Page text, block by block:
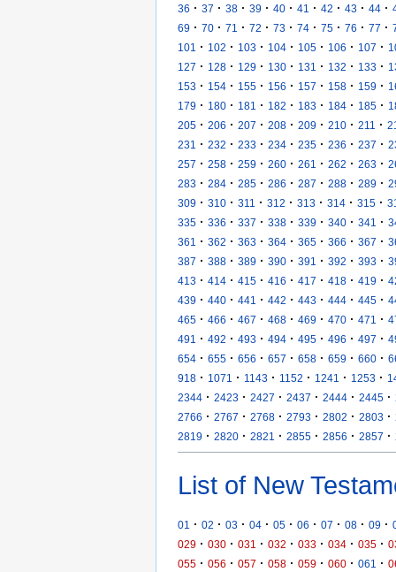
36 · 37 · 38 · 39 · 40 · 41 · 42 · 43 · 44 ·
69 · 70 · 71 · 72 · 73 · 74 · 75 · 76 · 77 ·
101
· 102 · 103 · 104 · 105 · 106 · 107 ·
127 · 128 · 129 · 130 · 131 · 132 · 133 ·
153 · 154 · 155 · 156 · 157 · 158 · 159 ·
179 · 180 · 181 · 182 · 183 · 184 · 185 ·
205 · 206 · 207 · 208 · 209 · 210 · 211 ·
231
· 232 · 233 · 234 · 235 · 236 · 237 ·
257 · 258 · 259 · 260 · 261 · 262 · 263 ·
283 · 284 · 285 · 286 · 287 · 288 · 289 ·
309 · 310 · 311 · 312 · 313 · 314 · 315 ·
335 · 336 · 337 · 338 · 339 · 340 · 341 ·
361
· 362 · 363 · 364 · 365 · 366 · 367 ·
387 · 388 · 389 · 390 · 391 · 392 · 393 ·
413 · 414 · 415 · 416 · 417 · 418 · 419 ·
439 · 440 · 441 · 442 · 443 · 444 · 445 ·
465 · 466 · 467 · 468 · 469 · 470 · 471 ·
491
· 492 · 493 · 494 · 495 · 496 · 497 ·
654 · 655 · 656 · 657 · 658 · 659 · 660 ·
918 · 1071 · 1143 · 1152 · 1241 · 1253 ·
2344 · 2423 · 2427 · 2437 · 2444 · 2445 ·
2766 · 2767 · 2768 · 2793 · 2802 · 2803 ·
2819 · 2820 · 2821 · 2855 · 2856 · 2857 ·
List of New
01 · 02 · 03 · 04 · 05 · 06 · 07 · 08 · 09 ·
029 · 030 · 031 · 032 · 033 · 034 · 035 ·
055 · 056 · 057 · 058 · 059 · 060 · 061 ·